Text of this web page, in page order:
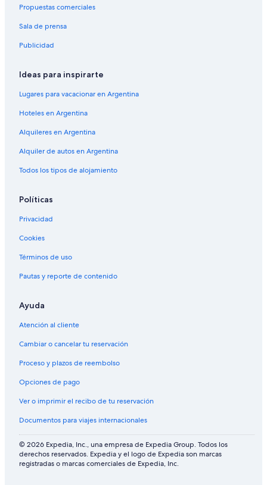
Propuestas comerciales
Sala de prensa
Publicidad
Ideas para inspirarte
Lugares para vacacionar en Argentina
Hoteles en Argentina
Alquileres en Argentina
Alquiler de autos en Argentina
Todos los tipos de alojamiento
Políticas
Privacidad
Cookies
Términos de uso
Pautas y reporte de contenido
Ayuda
Atención al cliente
Cambiar o cancelar tu reservación
Proceso y plazos de reembolso
Opciones de pago
Ver o imprimir el recibo de tu reservación
Documentos para viajes internacionales
© 2026 Expedia, Inc., una empresa de Expedia Group. Todos los
derechos reservados. Expedia y el logo de Expedia son marcas
registradas o marcas comerciales de Expedia, Inc.